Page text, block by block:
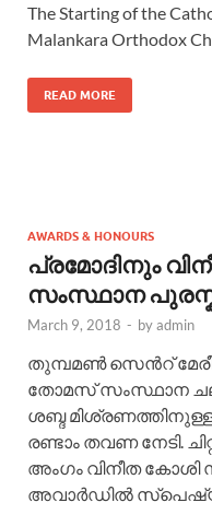
The Starting of the
Malankara Orthodox
READ MORE
AWARDS & HONOURS
പ്രമോദിനും
സംസ്ഥാന
March 9, 2018 - byadmin
തുമ്പമണ്‍ സെന്‍റ്
തോമസ് സംസ്ഥാന
ശബ്ദ
രണ്ടാം തവണ നേടി.
അംഗം വിനീത കോശി
അവാർഡിൽ